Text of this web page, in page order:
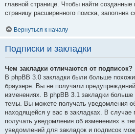
главной странице. Чтобы найти
страницу расширенного поиска, заполнив
Вернуться к началу
Подписки и закладки
Чем закладки отличаются от подписок?
В phpBB 3.0 закладки были больше
браузере. Вы не получали
изменениях. В phpBB 3.1 закладки
темы. Вы можете получать уведомления
находящейся у вас в закладках. В случае
получать уведомления об изменениях в
уведомлений для закладок и подписок